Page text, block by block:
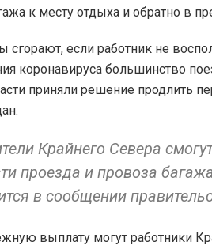
к месту отдыха и обратно в
сгорают, если работник не
коронавируса большинство
приняли решение продлить
Крайнего Севера
проезда и провоза
в сообщении
выплату могут работники